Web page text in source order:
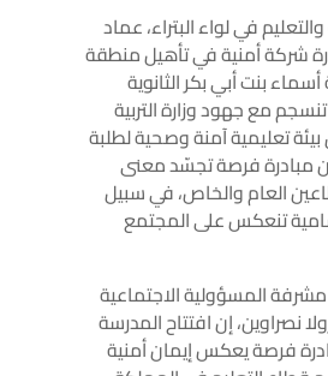
في لواء البتراء، عماد
شركة أمنية في تأهيل منطقة
بنت أبي بكر الثانوية
مع جهود وزارة التربية
تعليمية آمنة وصحية لطلبة
مبادرة فرصة تجسّد معنى
العام والخاص، في سبيل
تنعكس على المجتمع
المسؤولية الاجتماعية
نصراوين، إن افتتاح المدرسة
مبادرة فرصة يعكس إيمان أمنية